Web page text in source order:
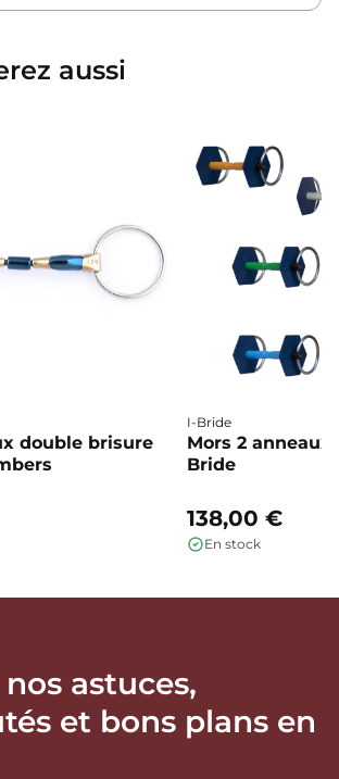
aussi
double brisure
I-Bride
Mors 2
Bride
138,00 €
En stock
nos astuces,
et bons plans en